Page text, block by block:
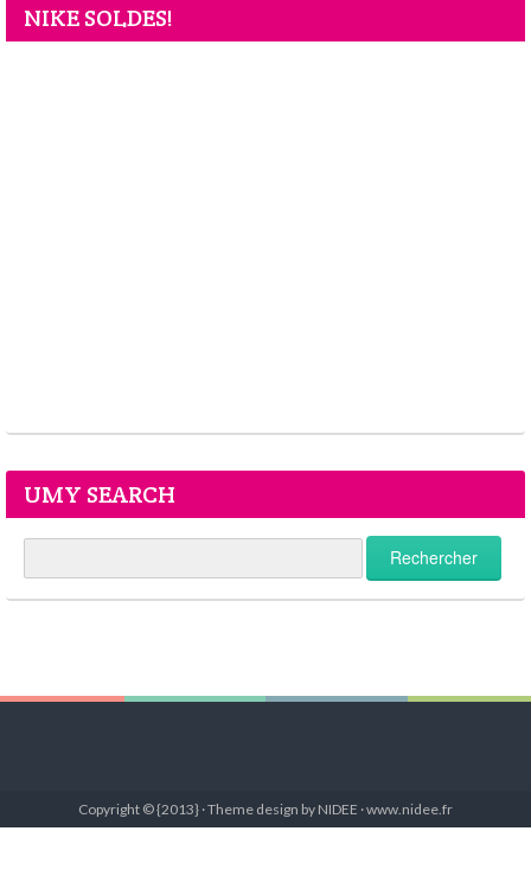
NIKE SOLDES!
UMY SEARCH
Copyright © {2013} · Theme design by NIDEE · www.nidee.fr